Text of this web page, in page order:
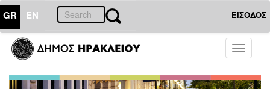
GR EN ΕΙΣΟΔΟΣ
Toggle
ΔΗΜΟΣ
Δελτία
Τύπου